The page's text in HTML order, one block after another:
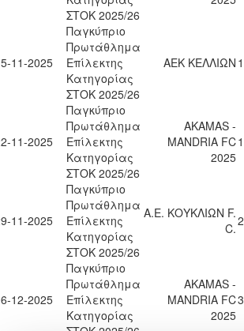
ΣΤΟΚ 2025/26
11-2025
Παγκύπριο
Πρωτάθλημα
Επίλεκτης
Κατηγορίας
ΣΤΟΚ 2025/26
ΑΕΚ ΚΕΛΛΙΩΝ 1
11-2025
Παγκύπριο
Πρωτάθλημα
Επίλεκτης
Κατηγορίας
ΣΤΟΚ 2025/26
AKAMAS -
MANDRIA FC
2025
1
11-2025
Παγκύπριο
Πρωτάθλημα
Επίλεκτης
Κατηγορίας
ΣΤΟΚ 2025/26
Α.Ε. ΚΟΥΚΛΙΩΝ F.
C.2
12-2025
Παγκύπριο
Πρωτάθλημα
Επίλεκτης
Κατηγορίας
AKAMAS -
MANDRIA FC
2025
3